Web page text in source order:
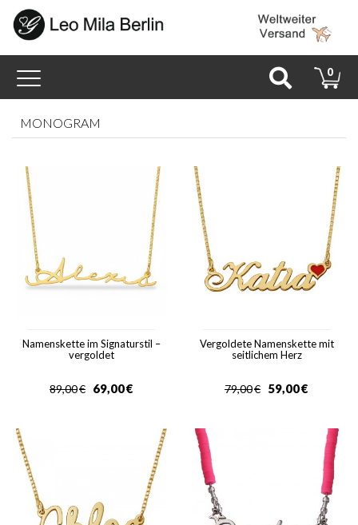
Toggle
navigation
0
MONOGRAM
Namenskette im Signaturstil –
vergoldet
€
89,00 €
69,00
Vergoldete Namenskette mit
seitlichem Herz
€
79,00 €
59,00